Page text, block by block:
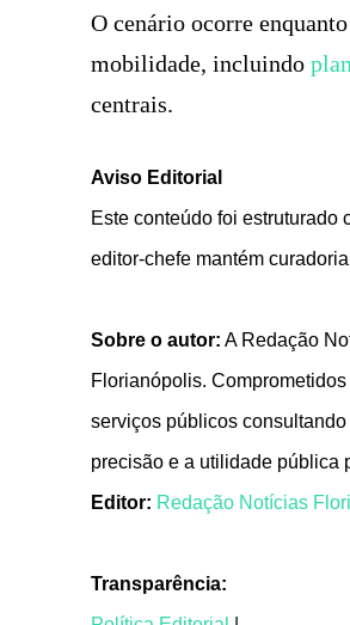
O cenário ocorre
mobilidade, incluindo
centrais.
Aviso Editorial
Este conteúdo foi estruturado
editor-chefe mantém
Sobre o autor: A Redação
Florianópolis.
serviços públicos
precisão e a utilidade pública
Editor: Redação Notícias
Transparência: